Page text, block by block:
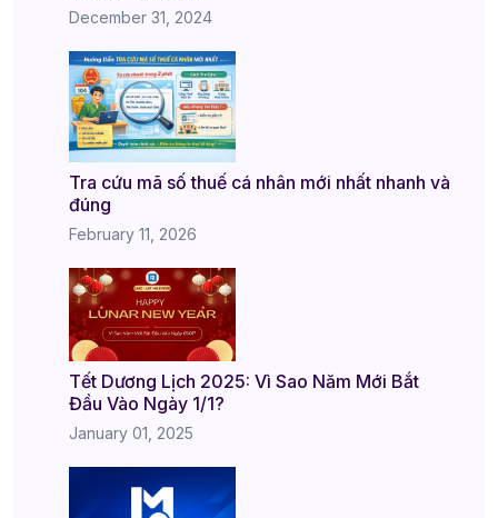
December 31, 2024
Tra cứu mã số thuế cá nhân mới nhất nhanh và
đúng
February 11, 2026
Tết Dương Lịch 2025: Vì Sao Năm Mới Bắt
Đầu Vào Ngày 1/1?
January 01, 2025